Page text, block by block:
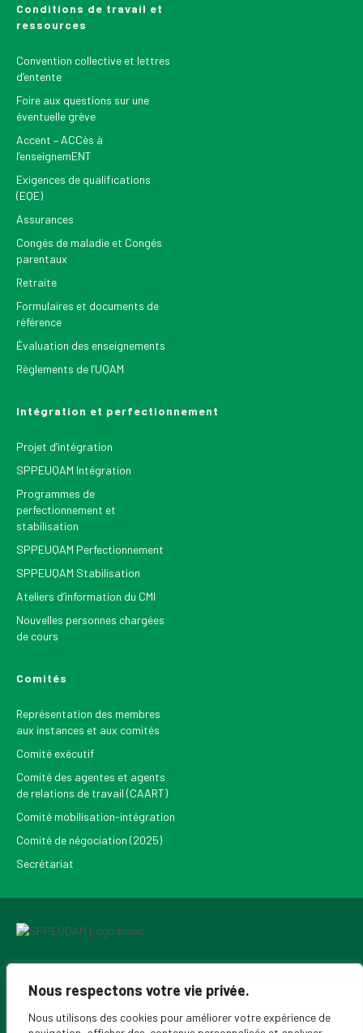
Nous respectons votre vie privée.
Nous utilisons des cookies pour améliorer votre expérience de
Conditions de travail et
ressources
Convention collective et lettres
d’entente
Foire aux questions sur une
éventuelle grève
Accent – ACCès à
l’enseignemENT
Exigences de qualifications
(EQE)
Assurances
Congés de maladie et Congés
parentaux
Retraite
Formulaires et documents de
référence
Évaluation des enseignements
Règlements de l’UQAM
Intégration et perfectionnement
Projet d’intégration
SPPEUQAM Intégration
Programmes de
perfectionnement et
stabilisation
SPPEUQAM Perfectionnement
SPPEUQAM Stabilisation
Ateliers d’information du CMI
Nouvelles personnes chargées
de cours
Comités
Représentation des membres
aux instances et aux comités
Comité exécutif
Comité des agentes et agents
de relations de travail (CAART)
Comité mobilisation-intégration
Comité de négociation (2025)
Secrétariat